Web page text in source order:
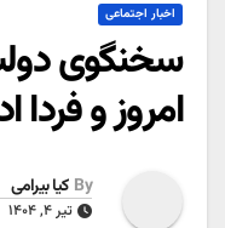
اخبار اجتماعی
سخنگوی
امروز و فردا
By کیا بیرامی
تیر ۴, ۱۴۰۴